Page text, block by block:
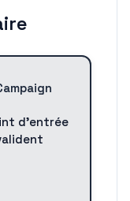
d'entrée